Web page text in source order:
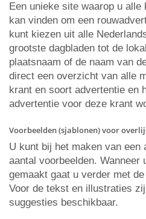
Een unieke site waarop u alle
kan vinden om een
kunt kiezen uit alle
grootste dagbladen tot de
plaatsnaam of de naam van
direct een overzicht van alle
krant en soort advertentie en
advertentie voor deze krant
Voorbeelden (sjablonen) voor
U kunt bij het maken van een
aantal voorbeelden. Wanneer
gemaakt gaat u verder met
Voor de tekst en illustraties
suggesties beschikbaar.